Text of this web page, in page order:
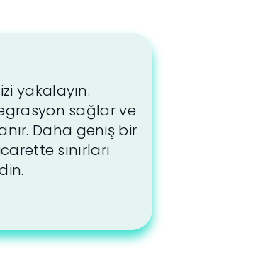
yakalayın.
sağlar ve
Daha geniş bir
sınırları